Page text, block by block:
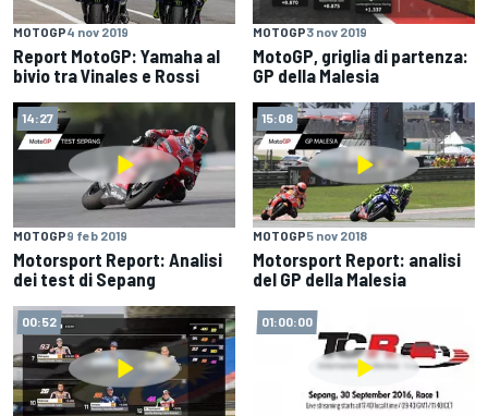
MOTOGP4 nov 2019
Report MotoGP: Yamaha al
bivio tra Vinales e Rossi
MOTOGP3 nov 2019
MotoGP, griglia di partenza:
GP della Malesia
14:27
MOTOGP9 feb 2019
Motorsport Report: Analisi
dei test di Sepang
15:08
MOTOGP5 nov 2018
Motorsport Report: analisi
del GP della Malesia
00:52 01:00:00